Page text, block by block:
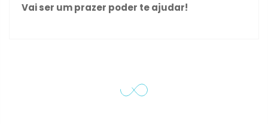
Vai ser um prazer poder te ajudar!